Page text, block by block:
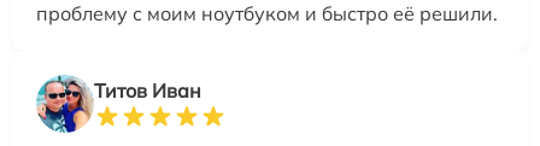
проблему с моим ноутбуком и быстро её решили.
Титов Иван